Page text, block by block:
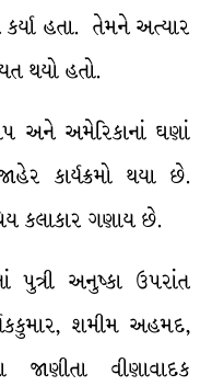
હતા. તેમને અત્યાર
થયો હતો.
અને અમેરિકાનાં ઘણાં
કાર્યક્રમો થયા છે.
કલાકાર ગણાય છે.
પુત્રી અનુષ્કા ઉપરાંત
શમીમ અહમદ,
વીણાવાદક